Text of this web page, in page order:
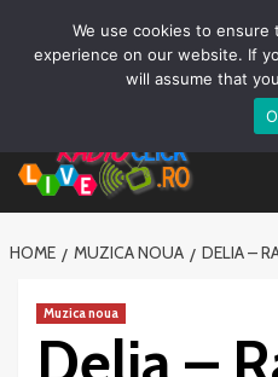
Promovare Artisti
HOME MUZICA NOUA DELIA –
Muzica noua
We use cookies to
experience on our website. If
will assume that